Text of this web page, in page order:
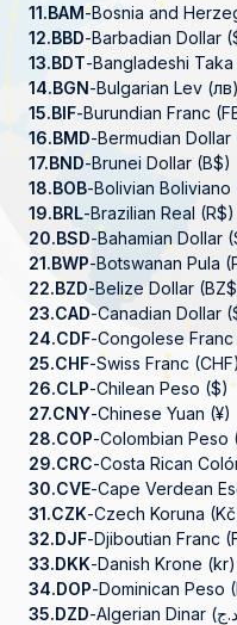
11.BAM-Bosnia and
12.BBD-Barbadian Dollar
13.BDT-Bangladeshi Taka
14.BGN-Bulgarian Lev (лв)
15.BIF-Burundian Franc
16.BMD-Bermudian Dollar
17.BND-Brunei Dollar (B$)
18.BOB-Bolivian Boliviano
19.BRL-Brazilian Real (R$)
20.BSD-Bahamian Dollar
21.BWP-Botswanan Pula
22.BZD-Belize Dollar
23.CAD-Canadian Dollar
24.CDF-Congolese Franc
25.CHF-Swiss Franc (CHF)
26.CLP-Chilean Peso ($)
27.CNY-Chinese Yuan (¥)
28.COP-Colombian Peso
29.CRC-Costa Rican
30.CVE-Cape Verdean
31.CZK-Czech Koruna
32.DJF-Djiboutian Franc
33.DKK-Danish Krone (kr)
34.DOP-Dominican Peso
35.DZD-